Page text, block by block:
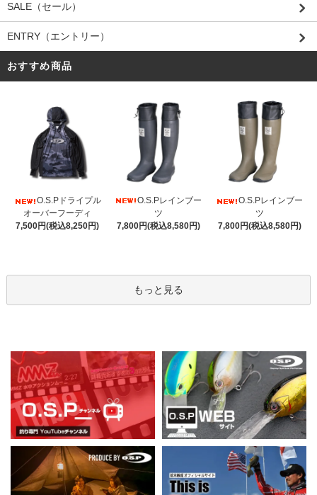
SALE（セール）
ENTRY（エントリー）
おすすめ商品
O.S.Pドライプル
オーバーフーディ
7,500円(税込8,250円)
O.S.Pレインブー
ツ
7,800円(税込8,580円)
O.S.Pレインブー
ツ
7,800円(税込8,580円)
もっと見る